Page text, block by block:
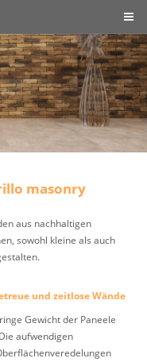
masonry
aus nachhaltigen
sowohl kleine als auch
und zeitlose Wände
Gewicht der Paneele
aufwendigen